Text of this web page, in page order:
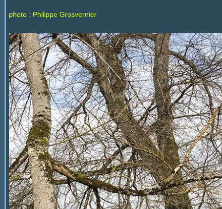
photo : Philippe Grosvernier